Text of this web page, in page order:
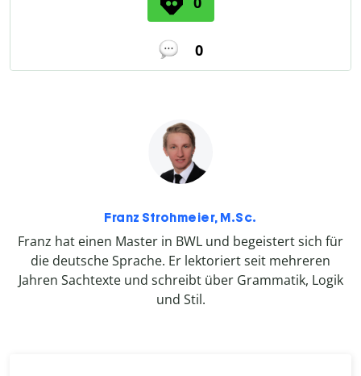
0
Franz Strohmeier, M.Sc.
Franz hat einen Master in BWL und begeistert sich für
die deutsche Sprache. Er lektoriert seit mehreren
Jahren Sachtexte und schreibt über Grammatik, Logik
und Stil.